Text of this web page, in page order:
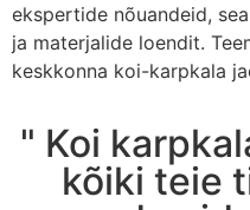
ekspertide nõuandeid,
ja materjalide loendit.
keskkonna koi-karpkala
" Koi
kõiki teie